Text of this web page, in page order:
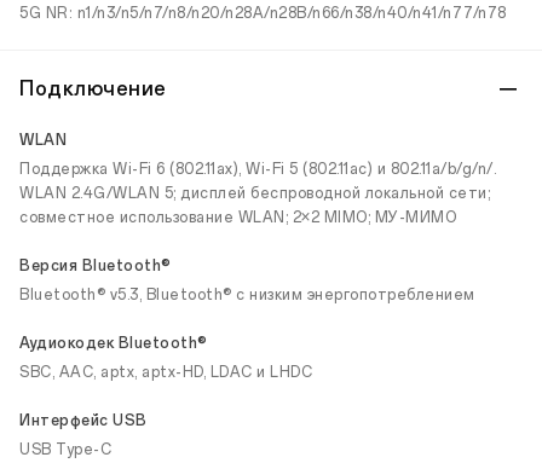
5G NR: n1/n3/n5/n7/n8/n20/n28A/n28B/n66/n38/n40/n41/n77/n78
Подключение
WLAN
Поддержка Wi-Fi 6 (802.11ax), Wi-Fi 5 (802.11ac) и 802.11a/b/g/n/.
WLAN 2.4G/WLAN 5; дисплей беспроводной локальной сети;
совместное использование WLAN; 2×2 MIMO; МУ-МИМО
Версия Bluetooth®
Bluetooth® v5.3, Bluetooth® с низким энергопотреблением
Аудиокодек Bluetooth®
SBC, AAC, aptx, aptx-HD, LDAC и LHDC
Интерфейс USB
USB Type-C